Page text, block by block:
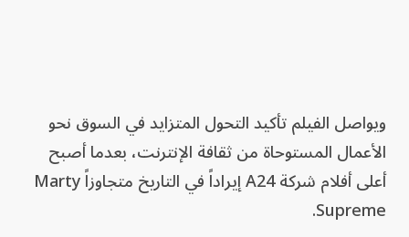
ويواصل الفيلم تأكيد التحول المتزايد في السوق نحو
الأعمال المستوحاة من ثقافة الإنترنت، بعدما أصبح
أعلى أفلام شركة A24 إيراداً في التاريخ متجاوزاً Marty
Supreme.